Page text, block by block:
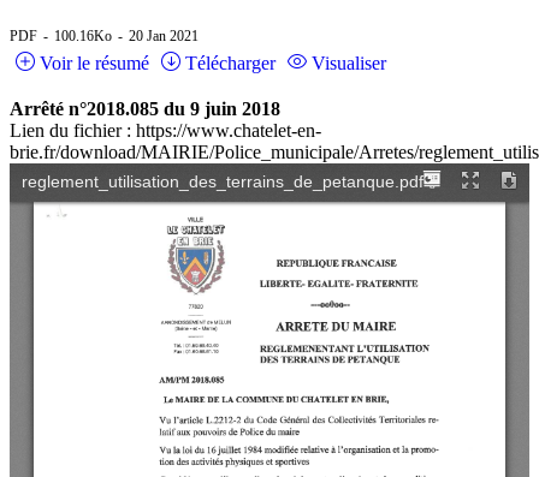
PDF 100.16Ko 20 Jan 2021
Voir le résumé Télécharger Visualiser
Arrêté n°2018.085 du 9 juin 2018
Lien du fichier : https://www.chatelet-en-
brie.fr/download/MAIRIE/Police_municipale/Arretes/